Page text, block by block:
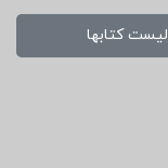
لیست کتابها